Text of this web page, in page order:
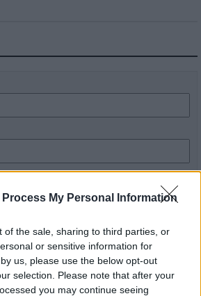
Process My Personal Information
of the sale, sharing to third parties, or
or sensitive information for
us, please use the below opt-out
selection. Please note that after your
you may continue seeing